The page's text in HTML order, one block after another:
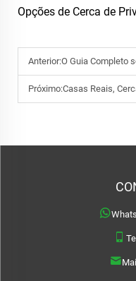
Opções de Cerca de
Anterior:O Guia Completo sobre
Próximo:Casas Reais, Cercas Reais: